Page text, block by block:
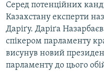
Серед потенційних
Казахстану експерти
Даріґу. Даріґа
спікером парламенту
висунув новий
парламенту до цього